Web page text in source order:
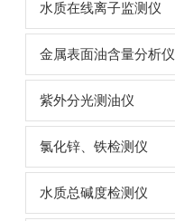
水质在线离子监测仪
金属表面油含量分析仪
紫外分光测油仪
氯化锌、铁检测仪
水质总碱度检测仪